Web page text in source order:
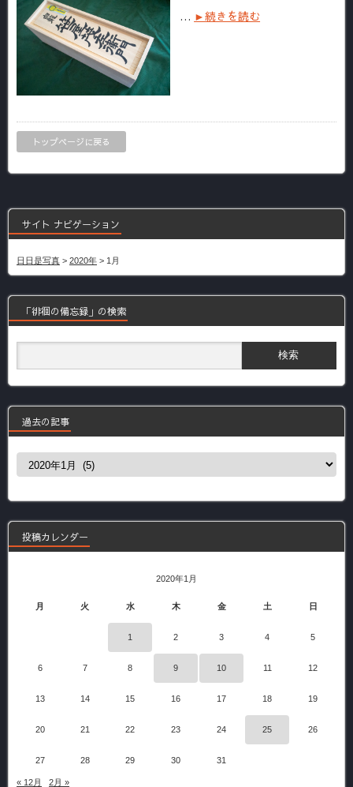
… ►続きを読む
トップページに戻る
サイト ナビゲーション
日日是写真 > 2020年 > 1月
「徘徊の備忘録」の検索
過去の記事
過
事
投稿カレンダー
2020年1月
月 火 水 木 金 土 日
1 2 3 4 5
6 7 8 9 10 11 12
13 14 15 16 17 18 19
20 21 22 23 24 25 26
27 28 29 30 31
« 12月 2月 »